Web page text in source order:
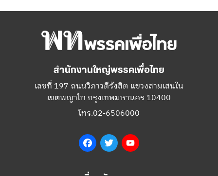
สำนักงานใหญ่พรรคเพื่อไทย
เลขที่ 197 ถนนวิภาวดีรังสิต แขวงสามเสนใน
เขตพญาไท กรุงเทพมหานคร 10400
โทร.02-6506000
FacebookTwitter